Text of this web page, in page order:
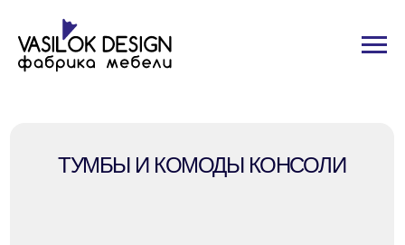
ТУМБЫ И КОМОДЫ КОНСОЛИ